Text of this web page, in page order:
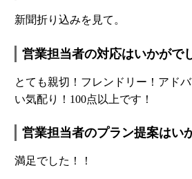
新聞折り込みを見て。
営業担当者の対応はいかがで
とても親切！フレンドリー！アド
い気配り！100点以上です！
営業担当者のプラン提案はい
満足でした！！